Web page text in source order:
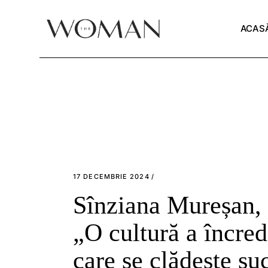
17 DECEMBRIE 2024
Sînziana
„O cultură a
care se clădește